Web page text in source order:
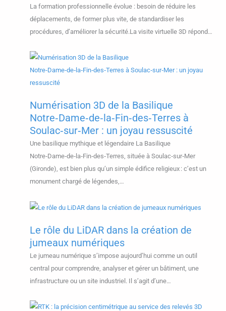
La formation professionnelle évolue : besoin de réduire les
déplacements, de former plus vite, de standardiser les
procédures, d’améliorer la sécurité.La visite virtuelle 3D répond…
Numérisation 3D de la Basilique
Notre‑Dame‑de‑la‑Fin‑des‑Terres à
Soulac‑sur‑Mer : un joyau ressuscité
Une basilique mythique et légendaire La Basilique
Notre‑Dame‑de‑la‑Fin‑des‑Terres, située à Soulac‑sur‑Mer
(Gironde), est bien plus qu’un simple édifice religieux : c’est un
monument chargé de légendes,…
Le rôle du LiDAR dans la création de
jumeaux numériques
Le jumeau numérique s’impose aujourd’hui comme un outil
central pour comprendre, analyser et gérer un bâtiment, une
infrastructure ou un site industriel. Il s’agit d’une…